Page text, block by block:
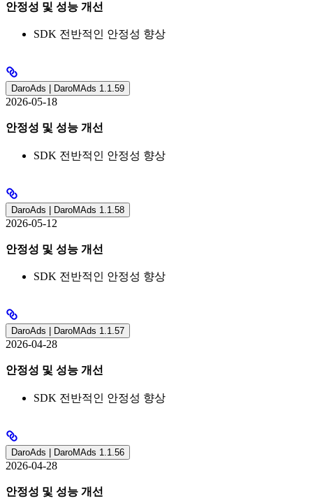
안정성 및 성능 개선
SDK 전반적인 안정성 향상
DaroAds | DaroMAds 1.1.59
2026-05-18
안정성 및 성능 개선
SDK 전반적인 안정성 향상
DaroAds | DaroMAds 1.1.58
2026-05-12
안정성 및 성능 개선
SDK 전반적인 안정성 향상
DaroAds | DaroMAds 1.1.57
2026-04-28
안정성 및 성능 개선
SDK 전반적인 안정성 향상
DaroAds | DaroMAds 1.1.56
2026-04-28
안정성 및 성능 개선